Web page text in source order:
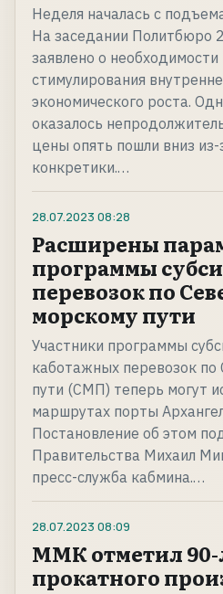
Неделя началась с
На заседании Политбюро
заявлено о
стимулирования
экономического роста.
оказалось
цены опять пошли вниз из-
конкретики.…
28.07.2023 08:28
Расширены
программы
перевозок по
морскому пути
Участники программы
каботажных перевозок
пути (СМП) теперь могут
маршрутах порты
Постановление об этом
Правительства Михаил
пресс-служба кабмина.…
28.07.2023 08:09
ММК отметил 90-
прокатного